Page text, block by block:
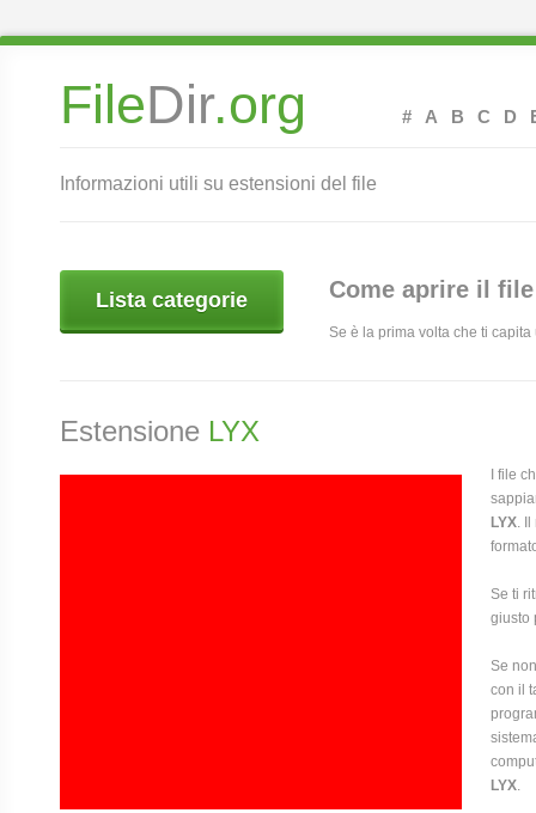
FileDir.org # A B C D
Informazioni utili su estensioni del file
Lista categorie Come aprire il
Se è la prima volta che ti
Estensione LYX
I file
LYX. Il
Se ti
giusto
Se
con il
LYX.